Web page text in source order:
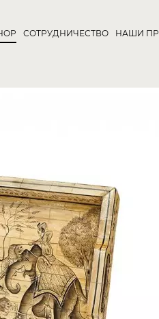
СОТРУДНИЧЕСТВО НАШИ